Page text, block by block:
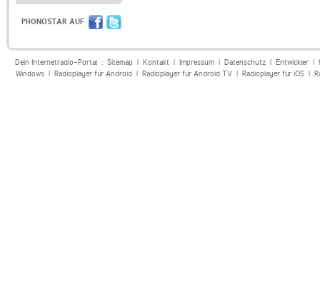
PHONOSTAR AUF
Dein Internetradio-Portal : Sitemap| Kontakt| Impressum| Datenschutz| Entwickler|
Windows| Radioplayer für Android| Radioplayer für Android TV| Radioplayer für iOS|